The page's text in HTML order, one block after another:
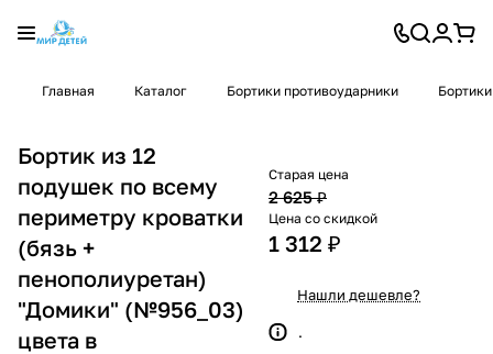
Главная Каталог Бортики противоударники
Бортик из 12
подушек по всему
периметру кроватки
(бязь +
пенополиуретан)
"Домики" (№956_03)
цвета в
Старая цена
2 625 ₽
Цена со скидкой
1 312 ₽
Нашли дешевле?
.